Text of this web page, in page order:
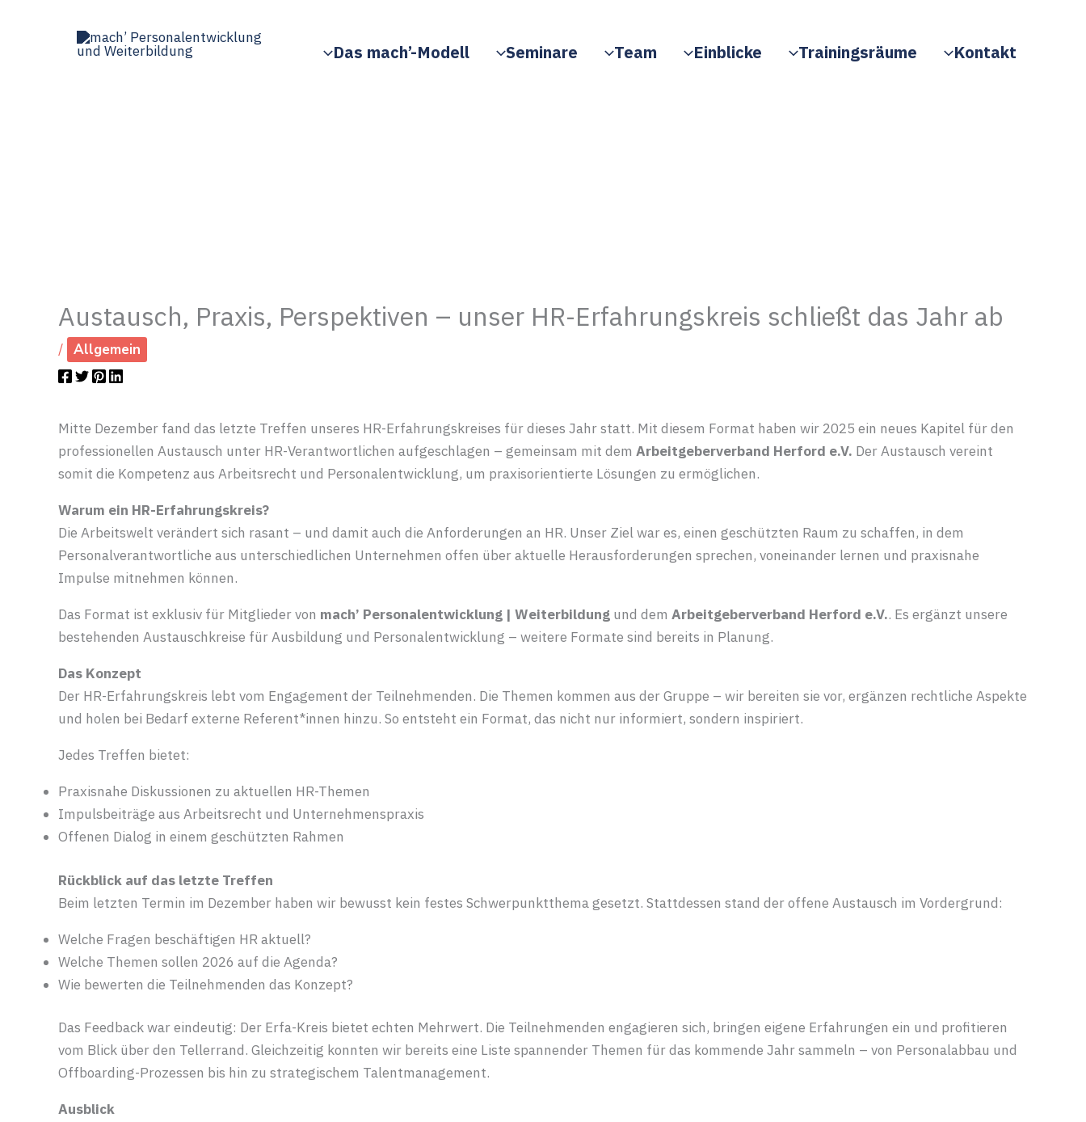
Das mach’-Modell Seminare Team Einblicke Trainingsräume Kontakt
Austausch, Praxis, Perspektiven – unser HR-Erfahrungskreis schließt das Jahr ab
/ Allgemein
Mitte Dezember fand das letzte Treffen unseres HR-Erfahrungskreises für dieses Jahr statt. Mit diesem Format haben wir 2025 ein neues Kapitel für den
professionellen Austausch unter HR-Verantwortlichen aufgeschlagen – gemeinsam mit dem Arbeitgeberverband Herford e.V. Der Austausch vereint
somit die Kompetenz aus Arbeitsrecht und Personalentwicklung, um praxisorientierte Lösungen zu ermöglichen.
Warum ein HR-Erfahrungskreis?
Die Arbeitswelt verändert sich rasant – und damit auch die Anforderungen an HR. Unser Ziel war es, einen geschützten Raum zu schaffen, in dem
Personalverantwortliche aus unterschiedlichen Unternehmen offen über aktuelle Herausforderungen sprechen, voneinander lernen und praxisnahe
Impulse mitnehmen können.
Das Format ist exklusiv für Mitglieder von mach’ Personalentwicklung | Weiterbildung und dem Arbeitgeberverband Herford e.V.. Es ergänzt unsere
bestehenden Austauschkreise für Ausbildung und Personalentwicklung – weitere Formate sind bereits in Planung.
Das Konzept
Der HR-Erfahrungskreis lebt vom Engagement der Teilnehmenden. Die Themen kommen aus der Gruppe – wir bereiten sie vor, ergänzen rechtliche Aspekte
und holen bei Bedarf externe Referent*innen hinzu. So entsteht ein Format, das nicht nur informiert, sondern inspiriert.
Jedes Treffen bietet:
Praxisnahe Diskussionen zu aktuellen HR-Themen
Impulsbeiträge aus Arbeitsrecht und Unternehmenspraxis
Offenen Dialog in einem geschützten Rahmen
Rückblick auf das letzte Treffen
Beim letzten Termin im Dezember haben wir bewusst kein festes Schwerpunktthema gesetzt. Stattdessen stand der offene Austausch im Vordergrund:
Welche Fragen beschäftigen HR aktuell?
Welche Themen sollen 2026 auf die Agenda?
Wie bewerten die Teilnehmenden das Konzept?
Das Feedback war eindeutig: Der Erfa-Kreis bietet echten Mehrwert. Die Teilnehmenden engagieren sich, bringen eigene Erfahrungen ein und profitieren
vom Blick über den Tellerrand. Gleichzeitig konnten wir bereits eine Liste spannender Themen für das kommende Jahr sammeln – von Personalabbau und
Offboarding-Prozessen bis hin zu strategischem Talentmanagement.
Ausblick